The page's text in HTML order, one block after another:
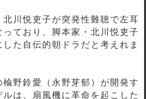
北川悦吏子が突発性難聴で左耳
っており、脚本家・北川悦吏子
た自伝的朝ドラだと考えれま
楡野鈴愛（永野芽郁）が開発す
ルは、扇風機に革命を起こした